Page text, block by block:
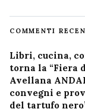
COMMENTI
Libri, cucina,
torna la “Fiera
Avellana
convegni e
del tartufo